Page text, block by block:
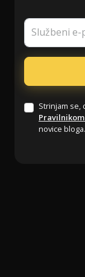
Službeni
Strinjam se,
novice